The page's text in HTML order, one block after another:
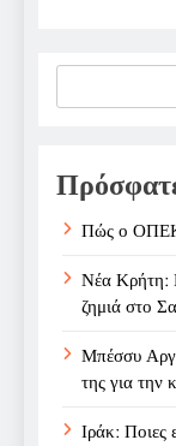
Πώς ο
Νέα Κρήτη:
ζημιά στο
Μπέσσυ
της για την
Ιράκ: Ποιες